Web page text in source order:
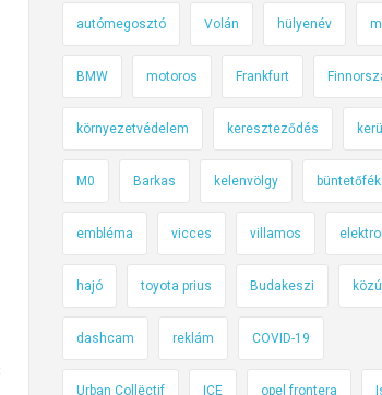
autómegosztó Volán hülyenév
BMW motoros Frankfurt
környezetvédelem kereszteződés
M0 Barkas kelenvölgy
embléma vicces villamos
hajó toyota prius Budakeszi
dashcam reklám COVID-19
Urban Collëctif ICE opel frontera